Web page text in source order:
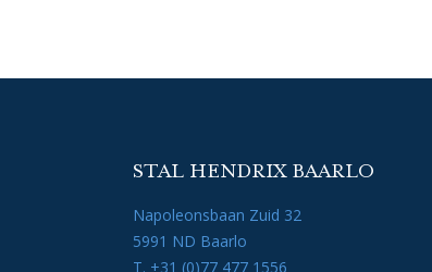
STAL HENDRIX BAARLO
Napoleonsbaan Zuid 32
5991 ND Baarlo
T. +31 (0)77 477 1556